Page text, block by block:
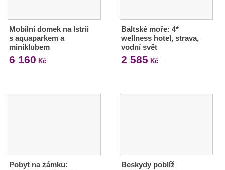
Mobilní domek na Istrii
s aquaparkem a
miniklubem
6 160 Kč
Baltské moře: 4*
wellness hotel, strava,
vodní svět
2 585 Kč
Pobyt na zámku:
Beskydy poblíž